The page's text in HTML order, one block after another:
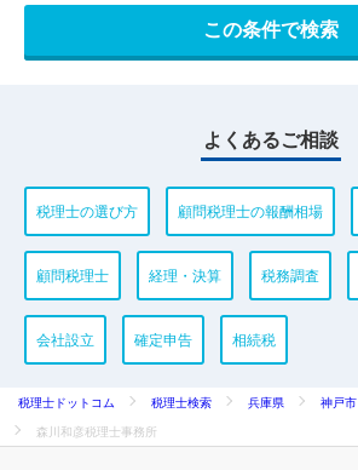
よくあるご相談
税理士の選び方 顧問税理士の報酬相場
顧問税理士 経理・決算 税務調査
会社設立 確定申告 相続税
税理士ドットコム 税理士検索 兵庫県 神戸市
森川和彦税理士事務所